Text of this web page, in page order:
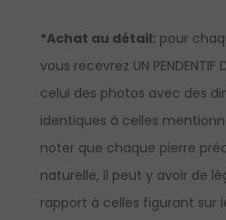
*Achat au détail: pour
vous recevrez UN PENDENTIF
celui des photos avec des
identiques à celles
noter que chaque pierre
naturelle, il peut y avoir de
rapport à celles figurant sur